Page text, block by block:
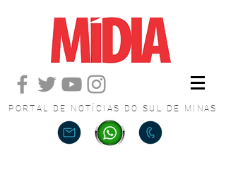
PORTAL DE NOTÍCIAS DO SUL DE MINAS